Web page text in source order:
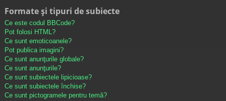
Formate și tipuri de subiecte
Ce este codul BBCode?
Pot folosi HTML?
Ce sunt emoticoanele?
Pot publica imagini?
Ce sunt anunţurile globale?
Ce sunt anunţurile?
Ce sunt subiectele lipicioase?
Ce sunt subiectele închise?
Ce sunt pictogramele pentru temă?